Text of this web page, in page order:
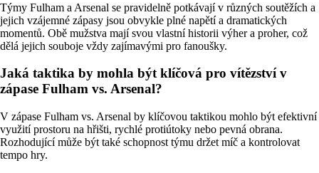
Týmy Fulham a Arsenal se pravidelně potkávají v různých soutěžích a
jejich vzájemné zápasy jsou obvykle plné napětí a dramatických
momentů. Obě mužstva mají svou vlastní historii výher a proher, což
dělá jejich souboje vždy zajímavými pro fanoušky.
Jaká taktika by mohla být klíčová pro vítězství v
zápase Fulham vs. Arsenal?
V zápase Fulham vs. Arsenal by klíčovou taktikou mohlo být efektivní
využití prostoru na hřišti, rychlé protiútoky nebo pevná obrana.
Rozhodující může být také schopnost týmu držet míč a kontrolovat
tempo hry.